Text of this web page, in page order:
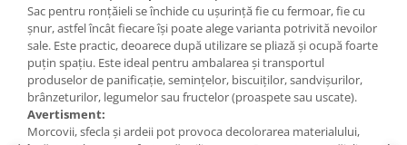
Brățară
Bijuterii - Alte
Suport bijuterii
Semn de carte
Accesorii
Sac pentru ronțăieli se închide cu ușurință fie cu fermoar, fie cu
șnur, astfel încât fiecare își poate alege varianta potrivită nevoilor
sale. Este practic, deoarece după utilizare se pliază și ocupă foarte
puțin spațiu. Este ideal pentru ambalarea și transportul
produselor de panificație, semințelor, biscuiților, sandvișurilor,
brânzeturilor, legumelor sau fructelor (proaspete sau uscate).
Avertisment:
Morcovii, sfecla și ardeii pot provoca decolorarea materialului,